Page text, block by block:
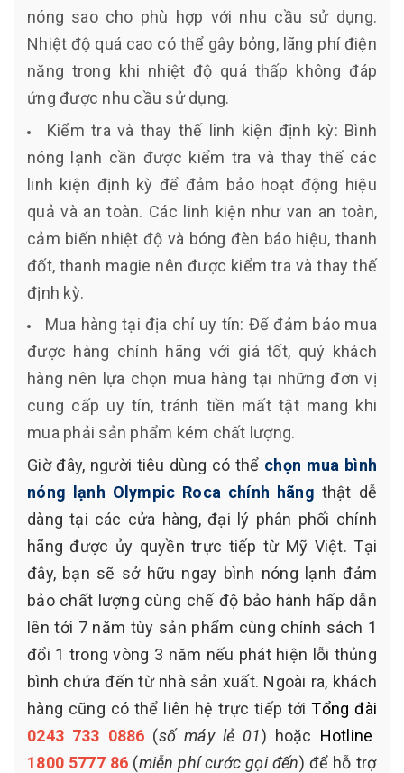
nóng sao cho phù hợp với nhu cầu sử dụng.
Nhiệt độ quá cao có thể gây bỏng, lãng phí điện
năng trong khi nhiệt độ quá thấp không đáp
ứng được nhu cầu sử dụng.
Kiểm tra và thay thế linh kiện định kỳ: Bình
nóng lạnh cần được kiểm tra và thay thế các
linh kiện định kỳ để đảm bảo hoạt động hiệu
quả và an toàn. Các linh kiện như van an toàn,
cảm biến nhiệt độ và bóng đèn báo hiệu, thanh
đốt, thanh magie nên được kiểm tra và thay thế
định kỳ.
Mua hàng tại địa chỉ uy tín: Để đảm bảo mua
được hàng chính hãng với giá tốt, quý khách
hàng nên lựa chọn mua hàng tại những đơn vị
cung cấp uy tín, tránh tiền mất tật mang khi
mua phải sản phẩm kém chất lượng.
Giờ đây, người tiêu dùng có thể chọn mua bình
nóng lạnh Olympic Roca chính hãng thật dễ
dàng tại các cửa hàng, đại lý phân phối chính
hãng được ủy quyền trực tiếp từ Mỹ Việt. Tại
đây, bạn sẽ sở hữu ngay bình nóng lạnh đảm
bảo chất lượng cùng chế độ bảo hành hấp dẫn
lên tới 7 năm tùy sản phẩm cùng chính sách 1
đổi 1 trong vòng 3 năm nếu phát hiện lỗi thủng
bình chứa đến từ nhà sản xuất. Ngoài ra, khách
hàng cũng có thể liên hệ trực tiếp tớiTổng đài
0243 733 0886 (số máy lẻ 01) hoặc Hotline
1800 5777 86 (miễn phí cước gọi đến) để hỗ trợ